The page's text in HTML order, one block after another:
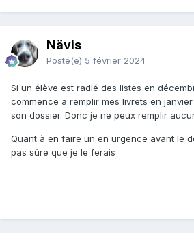
Nävis
Posté(e) 5 février 2024
Si un élève est radié des listes en
commence a remplir mes livrets en
son dossier. Donc je ne peux remplir
Quant à en faire un en urgence avant le
pas sûre que je le ferais